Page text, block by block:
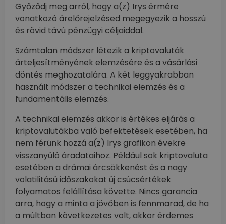
Győződj meg arról, hogy a(z) Irys érmére
vonatkozó árelőrejelzésed megegyezik a hosszú
és rövid távú pénzügyi céljaiddal.
Számtalan módszer létezik a kriptovaluták
árteljesítményének elemzésére és a vásárlási
döntés meghozatalára. A két leggyakrabban
használt módszer a technikai elemzés és a
fundamentális elemzés.
A technikai elemzés akkor is értékes eljárás a
kriptovalutákba való befektetések esetében, ha
nem férünk hozzá a(z) Irys grafikon évekre
visszanyúló áradataihoz. Például sok kriptovaluta
esetében a drámai árcsökkenést és a nagy
volatilitású időszakokat új csúcsértékek
folyamatos felállítása követte. Nincs garancia
arra, hogy a minta a jövőben is fennmarad, de ha
a múltban következetes volt, akkor érdemes